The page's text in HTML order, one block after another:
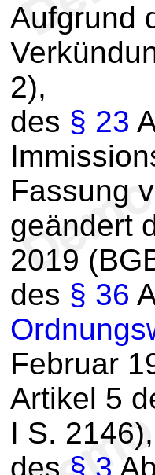
Aufgrund
2),
des § 23
Fassung
geändert
2019
des § 36
Februar
Artikel 5
I S.
des § 3